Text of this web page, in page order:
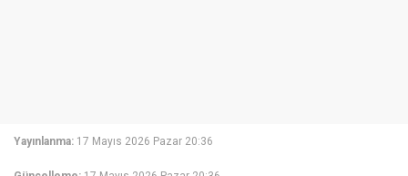
Yayınlanma: 17 Mayıs 2026 Pazar 20:36